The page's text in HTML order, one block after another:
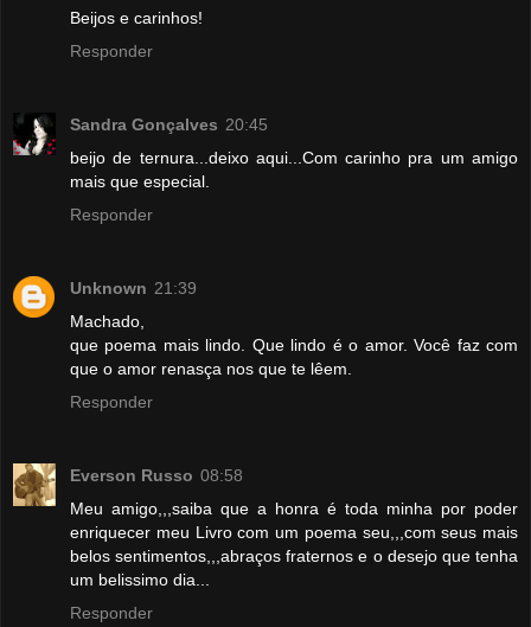
Beijos e carinhos!
Responder
Sandra Gonçalves 20:45
beijo de ternura...deixo aqui...Com carinho pra um amigo
mais que especial.
Responder
Unknown 21:39
Machado,
que poema mais lindo. Que lindo é o amor. Você faz com
que o amor renasça nos que te lêem.
Responder
Everson Russo 08:58
Meu amigo,,,saiba que a honra é toda minha por poder
enriquecer meu Livro com um poema seu,,,com seus mais
belos sentimentos,,,abraços fraternos e o desejo que tenha
um belissimo dia...
Responder